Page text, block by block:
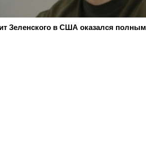
Зеленского в США оказался полным